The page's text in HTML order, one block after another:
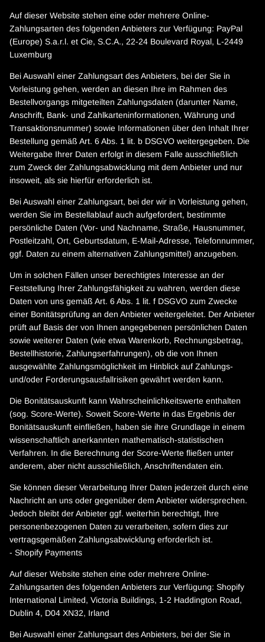
Auf dieser Website stehen eine oder mehrere Online-
Zahlungsarten des folgenden Anbieters zur Verfügung: PayPal
(Europe) S.a.r.l. et Cie, S.C.A., 22-24 Boulevard Royal, L-2449
Luxemburg
Bei Auswahl einer Zahlungsart des Anbieters, bei der Sie in
Vorleistung gehen, werden an diesen Ihre im Rahmen des
Bestellvorgangs mitgeteilten Zahlungsdaten (darunter Name,
Anschrift, Bank- und Zahlkarteninformationen, Währung und
Transaktionsnummer) sowie Informationen über den Inhalt Ihrer
Bestellung gemäß Art. 6 Abs. 1 lit. b DSGVO weitergegeben. Die
Weitergabe Ihrer Daten erfolgt in diesem Falle ausschließlich
zum Zweck der Zahlungsabwicklung mit dem Anbieter und nur
insoweit, als sie hierfür erforderlich ist.
Bei Auswahl einer Zahlungsart, bei der wir in Vorleistung gehen,
werden Sie im Bestellablauf auch aufgefordert, bestimmte
persönliche Daten (Vor- und Nachname, Straße, Hausnummer,
Postleitzahl, Ort, Geburtsdatum, E-Mail-Adresse, Telefonnummer,
ggf. Daten zu einem alternativen Zahlungsmittel) anzugeben.
Um in solchen Fällen unser berechtigtes Interesse an der
Feststellung Ihrer Zahlungsfähigkeit zu wahren, werden diese
Daten von uns gemäß Art. 6 Abs. 1 lit. f DSGVO zum Zwecke
einer Bonitätsprüfung an den Anbieter weitergeleitet. Der Anbieter
prüft auf Basis der von Ihnen angegebenen persönlichen Daten
sowie weiterer Daten (wie etwa Warenkorb, Rechnungsbetrag,
Bestellhistorie, Zahlungserfahrungen), ob die von Ihnen
ausgewählte Zahlungsmöglichkeit im Hinblick auf Zahlungs-
und/oder Forderungsausfallrisiken gewährt werden kann.
Die Bonitätsauskunft kann Wahrscheinlichkeitswerte enthalten
(sog. Score-Werte). Soweit Score-Werte in das Ergebnis der
Bonitätsauskunft einfließen, haben sie ihre Grundlage in einem
wissenschaftlich anerkannten mathematisch-statistischen
Verfahren. In die Berechnung der Score-Werte fließen unter
anderem, aber nicht ausschließlich, Anschriftendaten ein.
Sie können dieser Verarbeitung Ihrer Daten jederzeit durch eine
Nachricht an uns oder gegenüber dem Anbieter widersprechen.
Jedoch bleibt der Anbieter ggf. weiterhin berechtigt, Ihre
personenbezogenen Daten zu verarbeiten, sofern dies zur
vertragsgemäßen Zahlungsabwicklung erforderlich ist.
- Shopify Payments
Auf dieser Website stehen eine oder mehrere Online-
Zahlungsarten des folgenden Anbieters zur Verfügung: Shopify
International Limited, Victoria Buildings, 1-2 Haddington Road,
Dublin 4, D04 XN32, Irland
Bei Auswahl einer Zahlungsart des Anbieters, bei der Sie in